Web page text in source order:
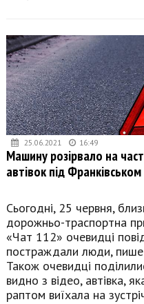
25.06.2021 16:49
Машину розірвало на
автівок під Франківськом
Сьогодні, 25 червня,
дорожньо-траспортна
«Чат 112» очевидці
постраждали люди, пише
Також очевидці
видно з відео, автівка,
раптом виїхала на